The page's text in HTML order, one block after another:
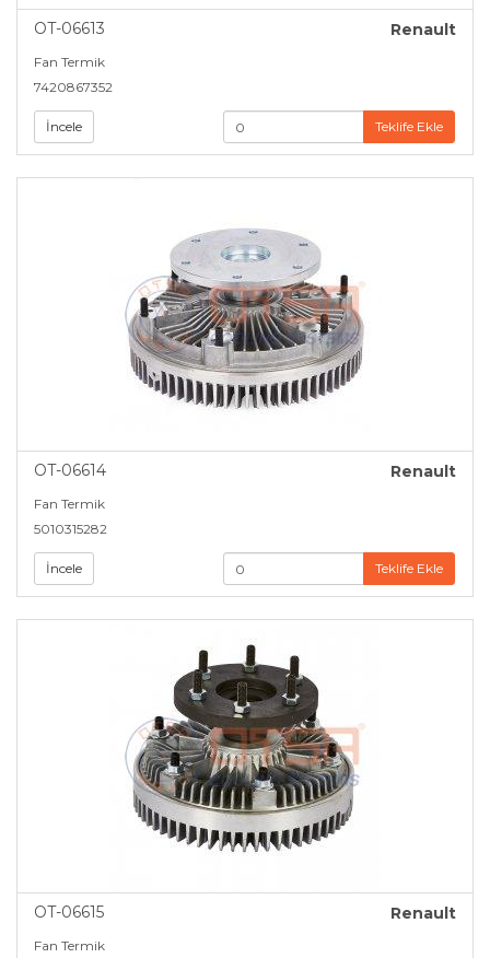
OT-06613 Renault
Fan Termik
7420867352
İncele Teklife Ekle
OT-06614 Renault
Fan Termik
5010315282
İncele Teklife Ekle
OT-06615 Renault
Fan Termik